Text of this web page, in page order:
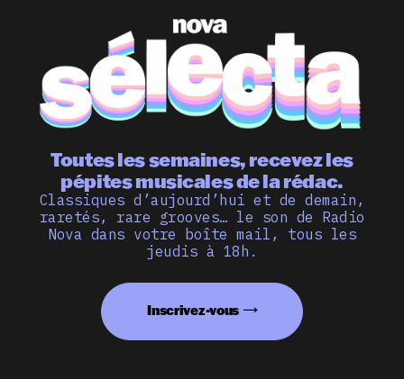
Toutes les semaines, recevez les
pépites musicales de la rédac.
Classiques d’aujourd’hui et de demain,
raretés, rare grooves… le son de Radio
Nova dans votre boîte mail, tous les
jeudis à 18h.
Inscrivez-vous